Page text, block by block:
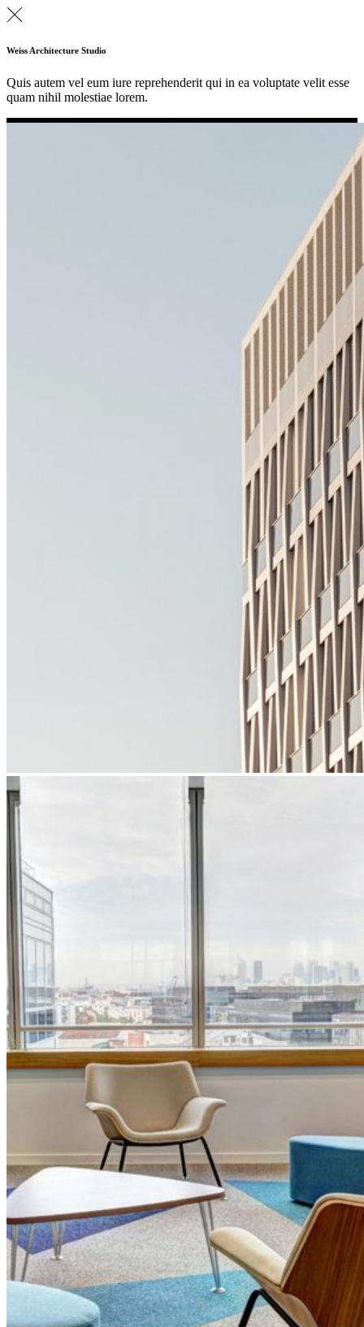
Weiss Architecture Studio
Quis autem vel eum iure reprehenderit qui in ea voluptate velit esse
quam nihil molestiae lorem.